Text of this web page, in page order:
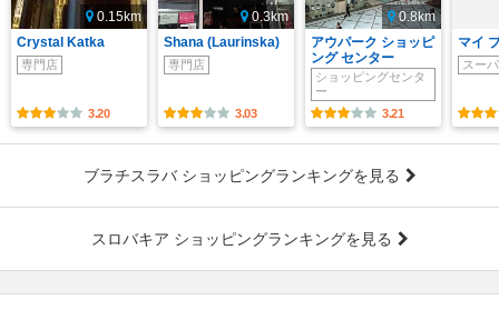
0.15km
Crystal Katka
専門店
3.20
0.3km
Shana (Laurinska)
専門店
3.03
0.8km
アウパーク ショッピ
ング センター
ショッピングセンタ
ー
3.21
マイ
スー
ブラチスラバ ショッピングランキングを見る
スロバキア ショッピングランキングを見る